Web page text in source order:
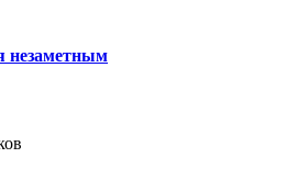
незаметным